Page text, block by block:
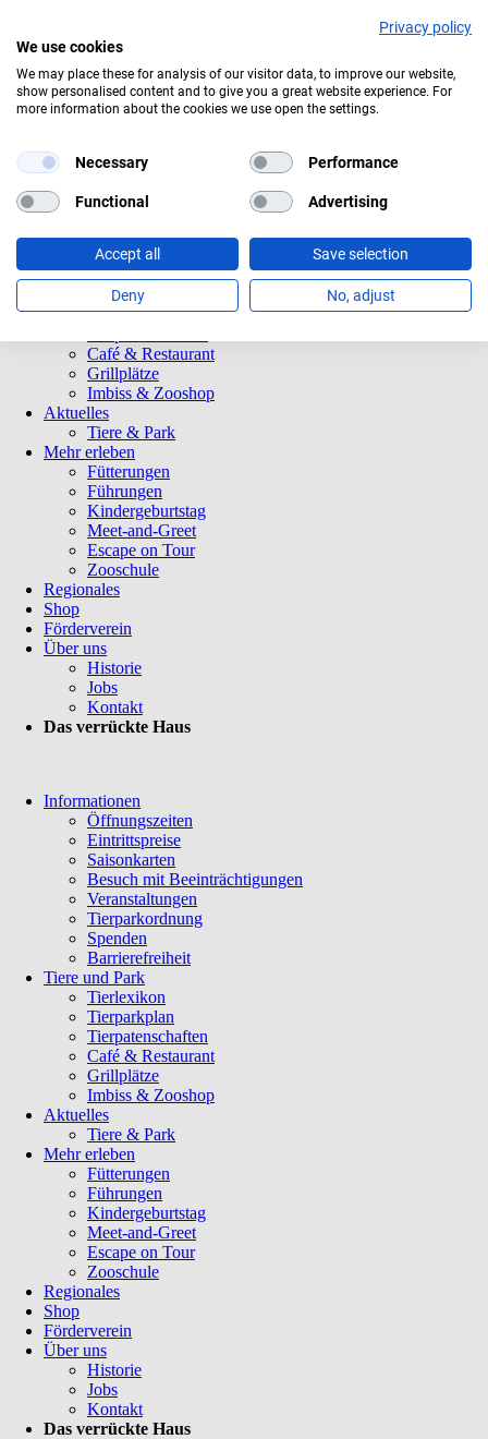
Aktuelles Wetter:
Navigation
überspringen
Informationen
Öffnungszeiten
Saisonkarten
Besuch mit Beeinträchtigungen
Veranstaltungen
Spenden
Barrierefreiheit
Tiere und Park
Tierlexikon
Tierparkplan
Café & Restaurant
Grillplätze
Imbiss & Zooshop
Aktuelles
Tiere & Park
Mehr erleben
Fütterungen
Führungen
Kindergeburtstag
Meet-and-Greet
Escape on Tour
Zooschule
Regionales
Shop
Förderverein
Über uns
Historie
Jobs
Kontakt
Das verrückte Haus
Navigation
überspringen
Informationen
Öffnungszeiten
Eintrittspreise
Saisonkarten
Besuch mit Beeinträchtigungen
Veranstaltungen
Tierparkordnung
Spenden
Barrierefreiheit
Tiere und Park
Tierlexikon
Tierparkplan
Tierpatenschaften
Café & Restaurant
Grillplätze
Imbiss & Zooshop
Aktuelles
Tiere & Park
Mehr erleben
Fütterungen
Führungen
Kindergeburtstag
Meet-and-Greet
Escape on Tour
Zooschule
Regionales
Shop
Förderverein
Über uns
Historie
Jobs
Kontakt
Das verrückte Haus
Privacy policy
We use cookies
We may place these for analysis of our visitor data, to improve our website,
show personalised content and to give you a great website experience. For
more information about the cookies we use open the settings.
Necessary Performance
Functional Advertising
Accept all Save selection
Deny No, adjust